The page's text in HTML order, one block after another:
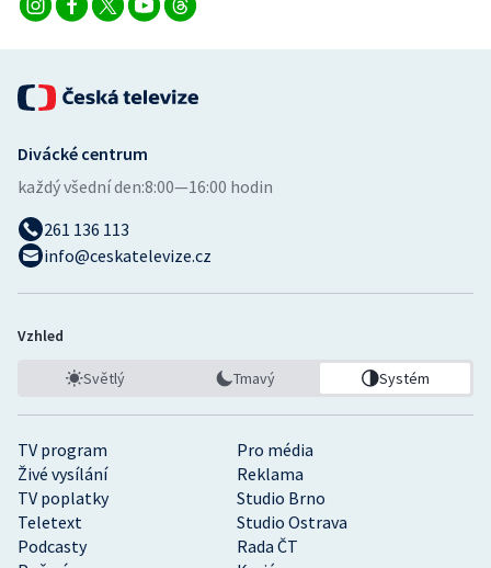
Stolní tenis
Triatlon
Veslování
Vodní slalom
TV program
Pro média
Živé vysílání
Reklama
TV poplatky
Studio Brno
Teletext
Studio Ostrava
Podcasty
Rada ČT
Divácké centrum
každý všední den:8:00—16:00 hodin
261 136 113
info@ceskatelevize.cz
Vzhled
Světlý Tmavý Systém